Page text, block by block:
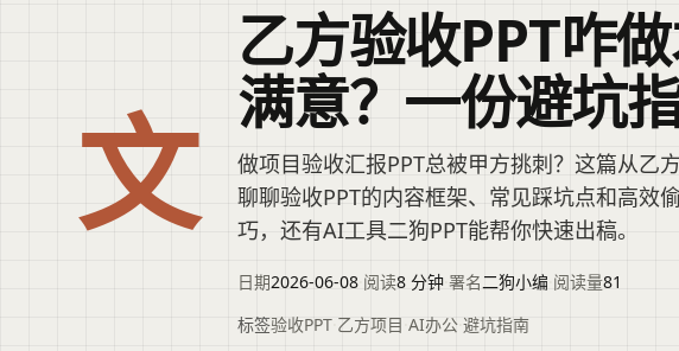
文
乙方验收PPT咋
满意？一份避坑
做项目验收汇报PPT总被甲方挑刺？这篇从乙
聊聊验收PPT的内容框架、常见踩坑点和高效
巧，还有AI工具二狗PPT能帮你快速出稿。
日期2026-06-08 阅读8 分钟 署名二狗小编 阅读量81
标签验收PPT 乙方项目 AI办公 避坑指南